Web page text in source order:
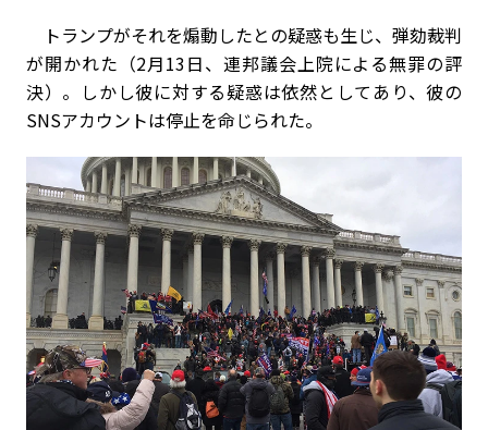
トランプがそれを煽動したとの疑惑も生じ、弾劾裁判
が開かれた（2月13日、連邦議会上院による無罪の評
決）。しかし彼に対する疑惑は依然としてあり、彼の
SNSアカウントは停止を命じられた。